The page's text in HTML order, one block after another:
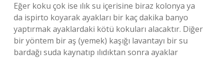
Eğer koku çok ise ılık su içerisine biraz kolonya ya
da ispirto koyarak ayakları bir kaç dakika banyo
yaptırmak ayaklardaki kötü kokuları alacaktır. Diğer
bir yöntem bir aş (yemek) kaşığı lavantayı bir su
bardağı suda kaynatıp ılıdıktan sonra ayaklar